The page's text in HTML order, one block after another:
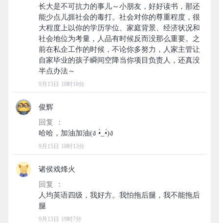
长大是不可抗力的事儿～小朋友，好好读书，那还
能少点儿捱社会的毒打。社会对你的尊重程度，很
大程度上以你的学历学位、家庭背景、经济状况和
社会地位为考量，人品有时候反而没那么重要。之
前在私企工作的时候，不论你多努力，人家主管让
自家毕业的孩子瞬间空降当你项目负责人，还真没
9月15日 18时10分
俊辉
回复 ：
9月15日 18时13分
诸侯戏烽火
回复 ：
人均英语四级，我好方。我怕拖后腿，我不能拖后
9月15日 19时7分